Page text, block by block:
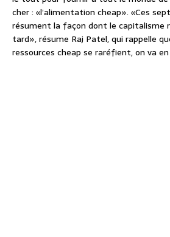
cher : «l’alimentation cheap». «Ces
résument la façon dont le capitalisme
tard», résume Raj Patel, qui rappelle
ressources cheap se raréfient, on va